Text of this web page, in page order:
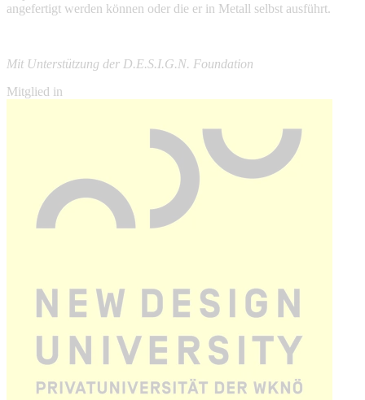
angefertigt werden können oder die er in Metall selbst ausführt.
Mit Unterstützung der D.E.S.I.G.N. Foundation
Mitglied in